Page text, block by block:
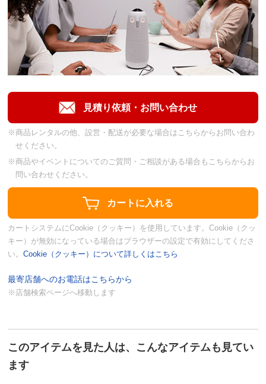
※商品レンタルの他、設営・配送が必要な場合はこちらからお問い合わ
せください。
※商品やイベントについてのご質問・ご相談がある場合もこちらからお
問い合わせください。
カートシステムにCookie（クッキー）を使用しています。Cookie（クッ
キー）が無効になっている場合はブラウザーの設定で有効にしてくださ
い。Cookie（クッキー）について詳しくはこちら
最寄店舗へのお電話はこちらから
※店舗検索ページへ移動します
このアイテムを見た人は、こんなアイテムも見てい
ます